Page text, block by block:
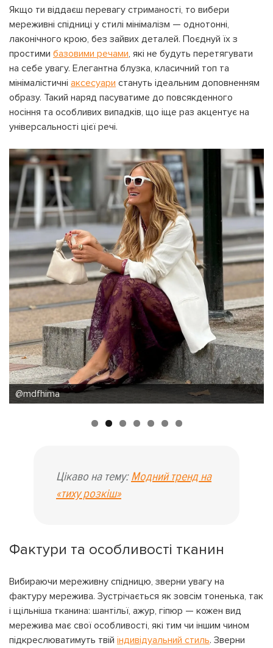
Якщо ти віддаєш перевагу стриманості, то вибери
мереживні спідниці у стилі мінімалізм — однотонні,
лаконічного крою, без зайвих деталей. Поєднуй їх з
простими базовими речами, які не будуть перетягувати
на себе увагу. Елегантна блузка, класичний топ та
мінімалістичні аксесуари стануть ідеальним доповненням
образу. Такий наряд пасуватиме до повсякденного
носіння та особливих випадків, що іще раз акцентує на
універсальності цієї речі.
@zuzikss
Цікаво на тему: Модний тренд на
«тиху розкіш»
Фактури та особливості тканин
Вибираючи мереживну спідницю, зверни увагу на
фактуру мережива. Зустрічається як зовсім тоненька, так
і щільніша тканина: шантільї, ажур, гіпюр — кожен вид
мережива має свої особливості, які тим чи іншим чином
підкреслюватимуть твій індивідуальний стиль. Зверни
Ім'я користувача:
Номер картки лояльності:
Кешбек-бонусів на
рахунку:
ПОВЕРНУТИСЯ ДО БЛОГУ
Авторизація
ЗАРЕЄСТРУВАТИСЯ
УВІЙТИ ЗА ДОПОМОГОЮ
СМС
УВІЙТИ ЗА ДОПОМОГОЮ
ДЗВІНКА
На вашому рахункубонусів
Бажаю перерахувати:
100
ПОВЕРНУТИСЯ ПЕРЕРАХУВАТИ
ПОВЕРНУТИСЯ